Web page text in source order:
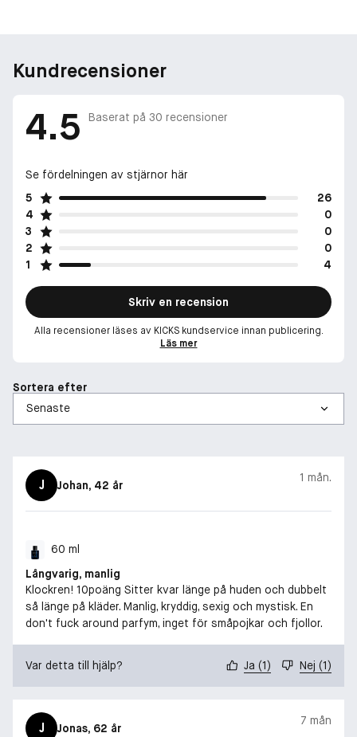
Kundrecensioner
4.5 Baserat på 30 recensioner
Se fördelningen av stjärnor här
5
26
4
0
3
0
2
0
1
4
Skriv en recension
Alla recensioner läses av KICKS kundservice innan publicering.
Läs mer
Sortera efter
J Johan, 42 år
1 mån.
60 ml
Långvarig, manlig
Klockren! 10poäng Sitter kvar länge på huden och dubbelt
så länge på kläder. Manlig, kryddig, sexig och mystisk. En
don't fuck around parfym, inget för småpojkar och fjollor.
Var detta till hjälp? Ja (1) Nej (1)
J Jonas, 62 år
7 mån